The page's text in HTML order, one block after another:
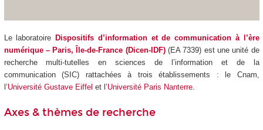
Le laboratoire Dispositifs d’information et de communication à l’ère
numérique – Paris, Île-de-France (Dicen-IDF)(EA 7339) est une unité de
recherche multi-tutelles en sciences de l’information et de la
communication (SIC) rattachées à trois établissements : le Cnam,
l’Université Gustave Eiffel et l’Université Paris Nanterre.
Axes & thèmes de recherche